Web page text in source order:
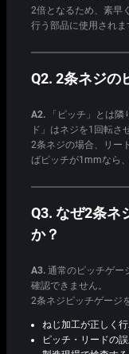
2倍となるため、素早
行う部品に使用されま
Q2. 2条ネジの
A2. 「ピッチ」とは
ド」はネジを1回転さ
2条ネジの場合、リー
ばピッチが1mmなら
Q3. なぜ2条ネ
か？
A3. 通常のピッチゲー
確認できません。
2条ネジピッチゲージ
ねじ加工が正しく
ピッチ・リードの